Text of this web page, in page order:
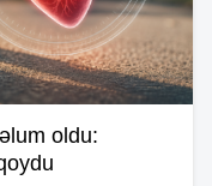
oldu: